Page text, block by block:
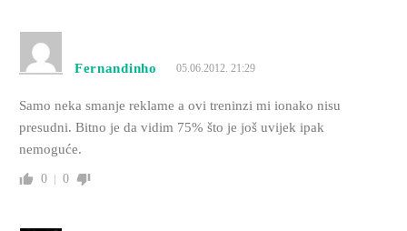
Fernandinho 05.06.2012. 21:29
Samo neka smanje reklame a ovi treninzi mi ionako nisu
presudni. Bitno je da vidim 75% što je još uvijek ipak
nemoguće.
0 0